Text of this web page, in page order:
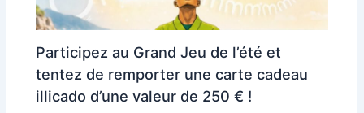
Participez au Grand Jeu de l’été et
tentez de remporter une carte cadeau
illicado d’une valeur de 250 € !